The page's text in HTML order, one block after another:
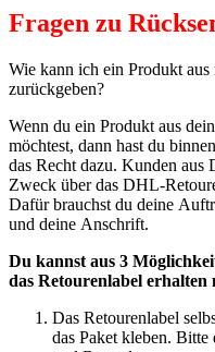
Fragen zu
Wie kann ich ein Produkt
zurückgeben?
Wenn du ein Produkt aus
möchtest, dann hast du
das Recht dazu. Kunden aus
Zweck über das DHL-
Dafür brauchst du deine
und deine Anschrift.
Du kannst aus 3
das Retourenlabel erhalten
Das Retourenlabel
das Paket kleben. Bitte